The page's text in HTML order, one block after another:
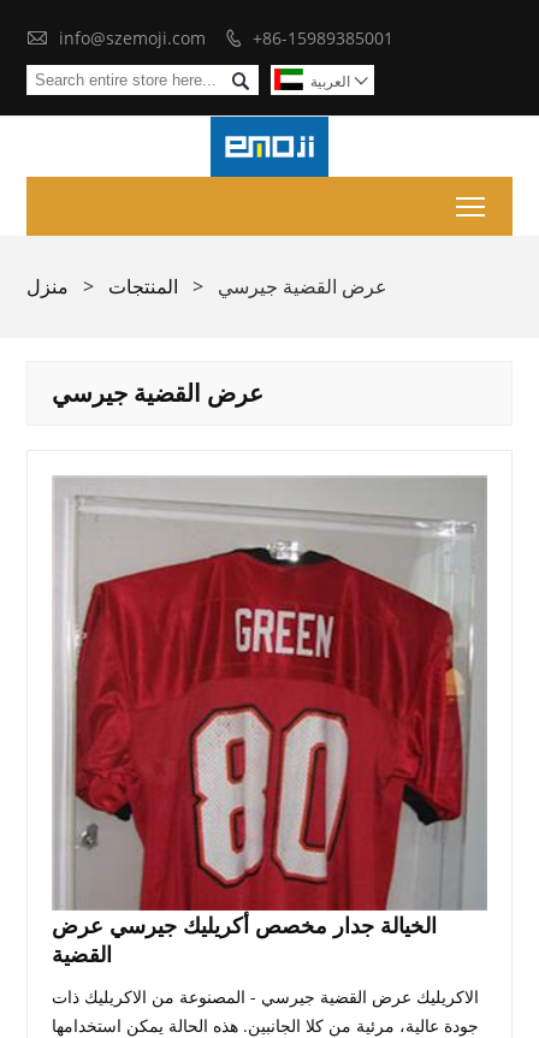
 info@szemoji.com  +86-15989385001
 العربية 
منزل > المنتجات > عرض القضية جيرسي
عرض القضية جيرسي
الخيالة جدار مخصص أكريليك جيرسي عرض
القضية
الاكريليك عرض القضية جيرسي - المصنوعة من الاكريليك ذات
جودة عالية، مرئية من كلا الجانبين. هذه الحالة يمكن استخدامها